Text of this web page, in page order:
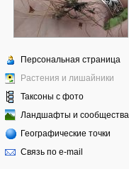
Персональная страница
Растения и лишайники
Таксоны с фото
Ландшафты и сообщества
Географические точки
Связь по e-mail